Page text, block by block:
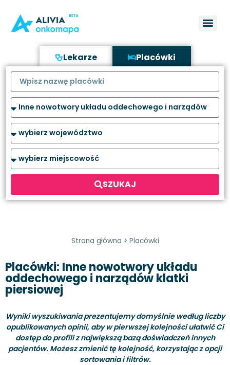
Lekarze Placówki
SZUKAJ
Strona główna > Placówki
Placówki: Inne nowotwory układu
oddechowego i narządów klatki
piersiowej
Wyniki wyszukiwania prezentujemy domyślnie według liczby
opublikowanych opinii, aby w pierwszej kolejności ułatwić Ci
dostęp do profili z największą bazą doświadczeń innych
pacjentów. Możesz zmienić tę kolejność, korzystając z opcji
sortowania i filtrów.